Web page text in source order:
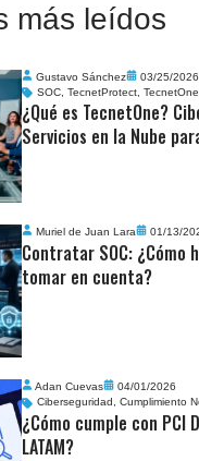
más leídos
Gustavo Sánchez
03/25/2026
SOC,TecnetProtect,TecnetOne
¿Qué es TecnetOne?
Servicios en la Nube
Muriel de Juan Lara 01/13/
Contratar SOC: ¿Cómo
tomar en cuenta?
Adan Cuevas
04/01/2026
Ciberseguridad ,Cumplimiento
¿Cómo cumple con PCI
LATAM?